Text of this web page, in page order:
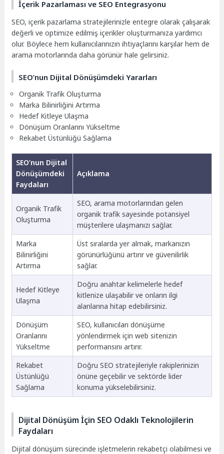
İçerik Pazarlaması ve SEO Entegrasyonu
SEO, içerik pazarlama stratejilerinizle entegre olarak çalışarak
değerli ve optimize edilmiş içerikler oluşturmanıza yardımcı
olur. Böylece hem kullanıcılarınızın ihtiyaçlarını karşılar hem de
arama motorlarında daha görünür hale gelirsiniz.
SEO’nun Dijital Dönüşümdeki Yararları
Organik Trafik Oluşturma
Marka Bilinirliğini Artırma
Hedef Kitleye Ulaşma
Dönüşüm Oranlarını Yükseltme
Rekabet Üstünlüğü Sağlama
SEO’nun Dijital
Dönüşümdeki
Faydaları
Açıklama
Organik Trafik
Oluşturma
SEO, arama motorlarından gelen
organik trafik sayesinde potansiyel
müşterilere ulaşmanızı sağlar.
Marka
Bilinirliğini
Artırma
Üst sıralarda yer almak, markanızın
görünürlüğünü artırır ve güvenilirlik
sağlar.
Hedef Kitleye
Ulaşma
Doğru anahtar kelimelerle hedef
kitlenize ulaşabilir ve onların ilgi
alanlarına hitap edebilirsiniz.
Dönüşüm
Oranlarını
Yükseltme
SEO, kullanıcıları dönüşüme
yönlendirmek için web sitenizin
performansını artırır.
Rekabet
Üstünlüğü
Sağlama
Doğru SEO stratejileriyle rakiplerinizin
önüne geçebilir ve sektörde lider
konuma yükselebilirsiniz.
Dijital Dönüşüm İçin SEO Odaklı Teknolojilerin
Faydaları
Dijital dönüşüm sürecinde işletmelerin rekabetçi olabilmesi ve